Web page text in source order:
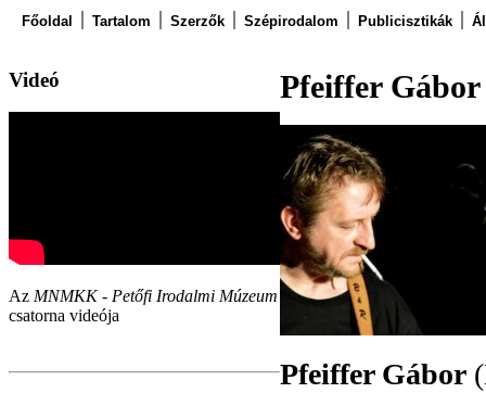
Főoldal Tartalom Szerzők Szépirodalom Publicisztikák
Videó
Az MNMKK - Petőfi Irodalmi Múzeum
csatorna videója
Pfeiffer Gábor
Pfeiffer Gábor